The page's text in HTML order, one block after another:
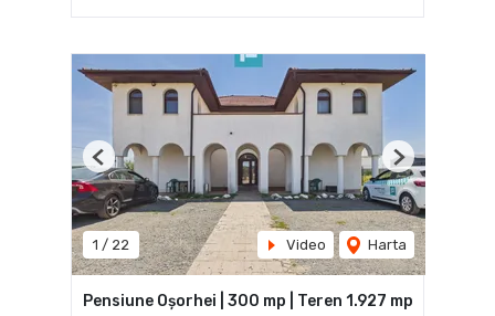
1 / 22 Video Harta
Previous Next
Pensiune Oșorhei | 300 mp | Teren 1.927 mp